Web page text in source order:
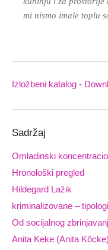
mi nismo imale toplu
Downloads
Izložbeni katalog -
Sadržaj
Omladinski
Hronološki pregled
Hildegard Lažik
kriminalizovane –
Od socijalnog
Anita Keke (Anita Köcke)